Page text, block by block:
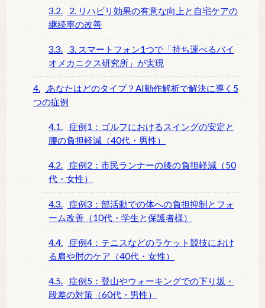
3.2.
2. リハビリ効果の有意な向上と自宅ケアの
継続率の改善
3.3.
3. スマートフォン1つで「持ち運べるバイ
オメカニクス研究所」が実現
4.
あなたはどのタイプ？AI動作解析で解決に導く5
つの症例
4.1.
症例1：ゴルフにおけるスイングの安定と
腰の負担軽減（40代・男性）
4.2.
症例2：市民ランナーの膝の負担軽減（50
代・女性）
4.3.
症例3：部活動での体への負担抑制とフォ
ーム改善（10代・学生と保護者様）
4.4.
症例4：テニスなどのラケット競技におけ
る肩や肘のケア（40代・女性）
4.5.
症例5：登山やウォーキングでの下り坂・
段差の対策（60代・男性）